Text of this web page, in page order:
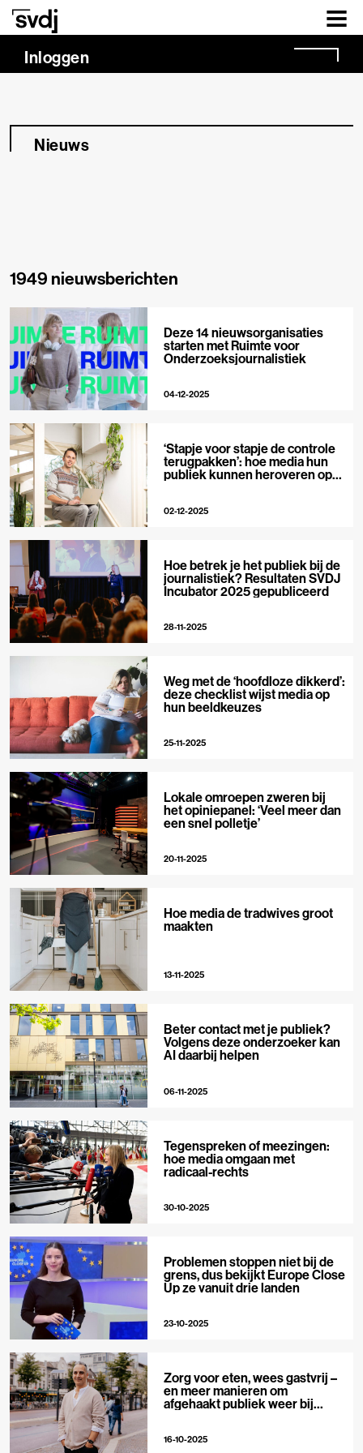
Naar hoofdinhoud
Inloggen
Nieuws
1949 nieuwsberichten
Deze 14 nieuwsorganisaties
starten met Ruimte voor
Onderzoeksjournalistiek
04-12-2025
‘Stapje voor stapje de controle
terugpakken’: hoe media hun
publiek kunnen heroveren op
02-12-2025
Hoe betrek je het publiek bij de
journalistiek? Resultaten SVDJ
Incubator 2025 gepubliceerd
28-11-2025
Weg met de ‘hoofdloze dikkerd’:
deze checklist wijst media op
hun beeldkeuzes
25-11-2025
Lokale omroepen zweren bij
het opiniepanel: ‘Veel meer dan
een snel polletje’
20-11-2025
Hoe media de tradwives groot
maakten
13-11-2025
Beter contact met je publiek?
Volgens deze onderzoeker kan
AI daarbij helpen
06-11-2025
Tegenspreken of meezingen:
hoe media omgaan met
radicaal-rechts
30-10-2025
Problemen stoppen niet bij de
grens, dus bekijkt Europe Close
Up ze vanuit drie landen
23-10-2025
Zorg voor eten, wees gastvrij –
en meer manieren om
afgehaakt publiek weer bij
16-10-2025